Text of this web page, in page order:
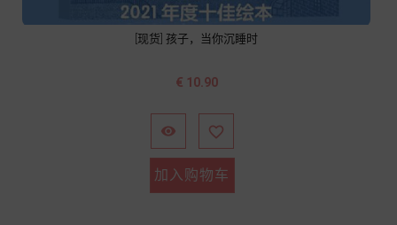
[现货] 孩子，当你沉睡时
价
€ 10.90
 
加入购物车